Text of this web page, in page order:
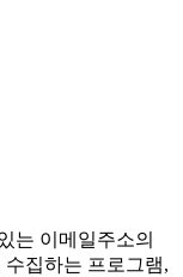
는 이메일주소의
집하는 프로그램,